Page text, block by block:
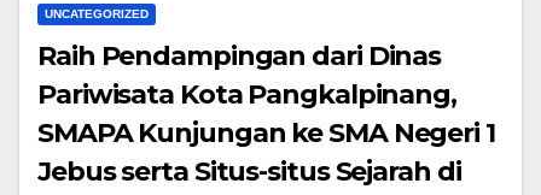
UNCATEGORIZED
Raih Pendampingan dari Dinas
Pariwisata Kota Pangkalpinang,
SMAPA Kunjungan ke SMA Negeri 1
Jebus serta Situs-situs Sejarah di